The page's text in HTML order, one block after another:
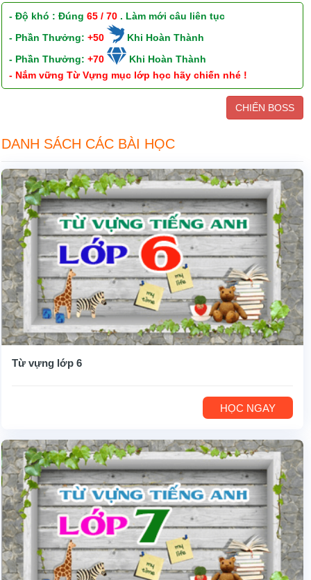
- Độ khó : Đúng65 / 70 . Làm mới câu liên tục
- Phần Thưởng:+50
Khi Hoàn Thành
- Phần Thưởng:+70
Khi Hoàn Thành
- Nắm vững Từ Vựng mục lớp học hãy chiến nhé !
CHIẾN BOSS
DANH SÁCH CÁC BÀI HỌC
Từ vựng lớp 6
HỌC NGAY